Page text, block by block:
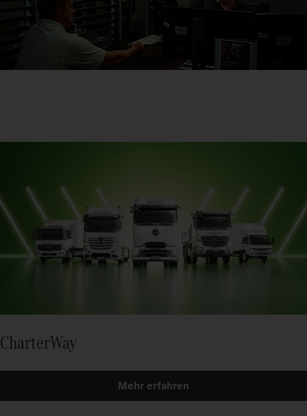
CharterWay
Mehr erfahren